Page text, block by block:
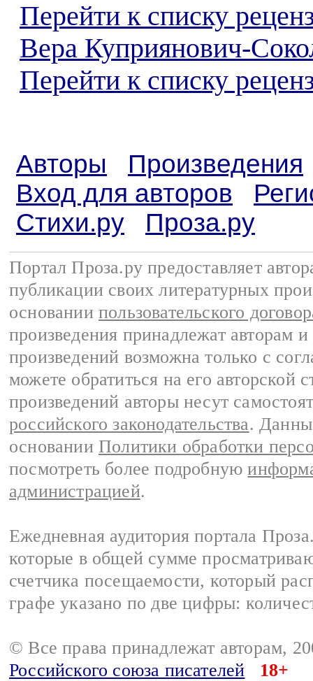
Перейти к списку
Вера Куприянович-
Перейти к списку
Авторы
Произведения
Вход для авторов
Стихи.ру
Проза.ру
Портал Проза.ру предоставляет
публикации своих литературных
основании пользовательского
произведения принадлежат авторам
произведений возможна только с
можете обратиться на его авторской
произведений авторы несут
российского законодательства.
основании Политики обработки
посмотреть более подробную
администрацией.
Ежедневная аудитория портала
которые в общей сумме
счетчика посещаемости, который
графе указано по две цифры:
© Все права принадлежат авторам,
Российского союза писателей
18+